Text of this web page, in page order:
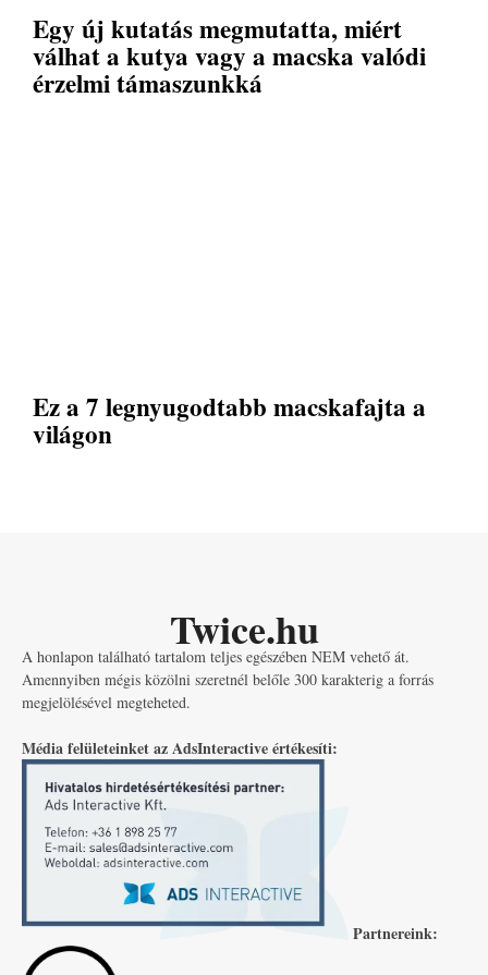
Egy új kutatás megmutatta, miért
válhat a kutya vagy a macska valódi
érzelmi támaszunkká
Ez a 7 legnyugodtabb macskafajta a
világon
Twice.hu
A honlapon található tartalom teljes egészében NEM vehető át.
Amennyiben mégis közölni szeretnél belőle 300 karakterig a forrás
megjelölésével megteheted.
Média felületeinket az AdsInteractive értékesíti:
Partnereink: